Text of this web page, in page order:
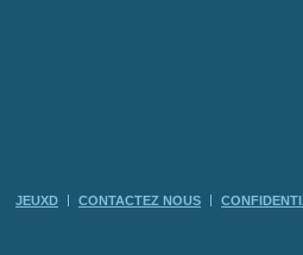
JEUXD CONTACTEZ NOUS